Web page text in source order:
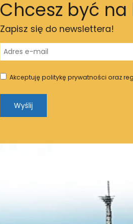
Chcesz być na
Zapisz się do newslettera!
Akceptuję politykę prywatności oraz